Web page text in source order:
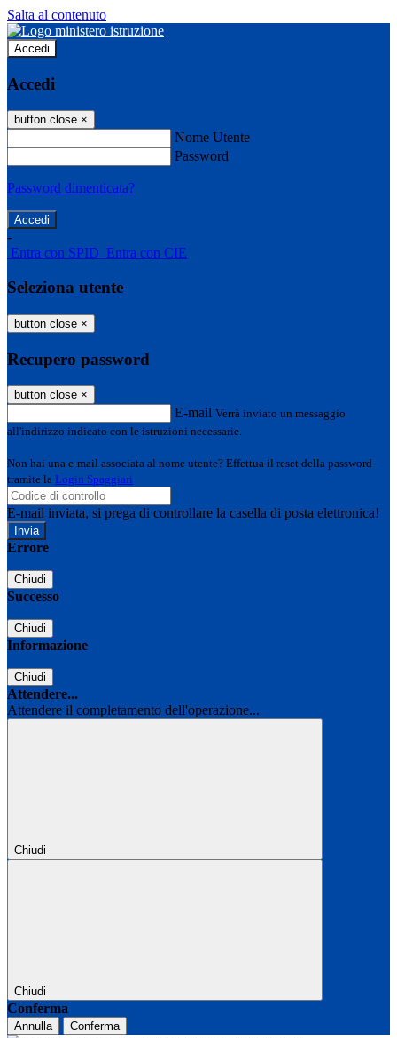
Salta al contenuto
Accedi
Accedi
button close ×
Nome Utente
Password
Password dimenticata?
-
Entra con SPID Entra con CIE
Seleziona utente
button close ×
Recupero password
button close ×
E-mail Verrà inviato un messaggio
all'indirizzo indicato con le istruzioni necessarie.
Non hai una e-mail associata al nome utente? Effettua il reset della password
tramite la Login Spaggiari
E-mail inviata, si prega di controllare la casella di posta elettronica!
Errore
Chiudi
Successo
Chiudi
Informazione
Chiudi
Attendere...
Attendere il completamento dell'operazione...
Chiudi
Chiudi
Conferma
Annulla Conferma